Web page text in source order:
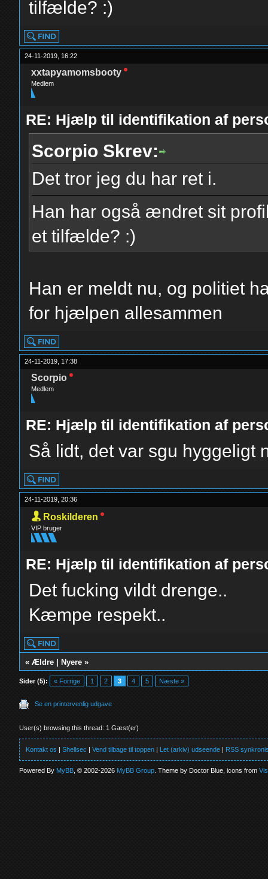
tilfælde? :)
24-11-2019, 16:22
xxtapyamomsbooty
Medlem
RE: Hjælp til identifikation af
Scorpio Skrev:
Det tror jeg du har ret i.
Han har også ændret sit
et tilfælde? :)
Han er meldt nu, og politiet
for hjælpen allesammen
24-11-2019, 17:38
Scorpio
Medlem
RE: Hjælp til identifikation af
Så lidt, det var sgu hyggeligt
24-11-2019, 20:36
Roskilderen
VIP bruger
RE: Hjælp til identifikation af
Det fucking vildt drenge..
Kæmpe respekt..
«Ældre Nyere »
Sider (5): « Forrige 1 2 3 4 5 Næste »
Se en printervenlig udgave
User(s) browsing this thread: 1 Gæst(er)
Kontakt os |Shellsec |Vend tilbage til toppen | Let (arkiv) udseende | RSS
Powered ByMyBB , © 2002-2026MyBB Group . Theme by Doctor Blue, icons from